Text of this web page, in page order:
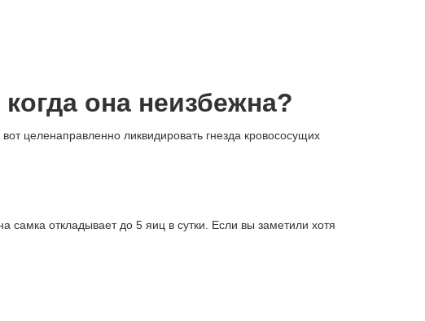
она неизбежна?
целенаправленно ликвидировать гнезда кровососущих
самка откладывает до 5 яиц в сутки. Если вы заметили хотя